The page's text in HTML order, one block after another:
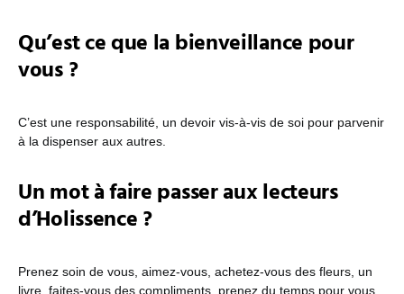
Qu’est ce que la bienveillance pour
vous ?
C’est une responsabilité, un devoir vis-à-vis de soi pour parvenir
à la dispenser aux autres.
Un mot à faire passer aux lecteurs
d’Holissence ?
Prenez soin de vous, aimez-vous, achetez-vous des fleurs, un
livre, faites-vous des compliments, prenez du temps pour vous,